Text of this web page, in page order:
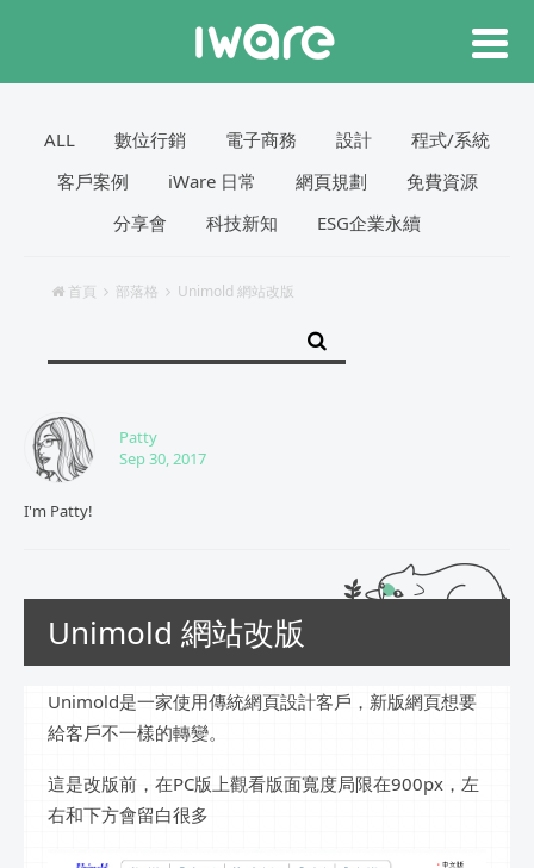
ALL 數位行銷 電子商務 設計
程式/系統
客戶案例
iWare 日常 網頁規劃
免費資源
分享會
科技新知 ESG企業永續
首頁 部落格 Unimold 網站改版
Patty
Sep 30, 2017
I'm Patty!
Unimold 網站改版
Unimold是一家使用傳統網頁設計客戶，新版網頁想要
給客戶不一樣的轉變。
這是改版前，在PC版上觀看版面寬度局限在900px，左
右和下方會留白很多